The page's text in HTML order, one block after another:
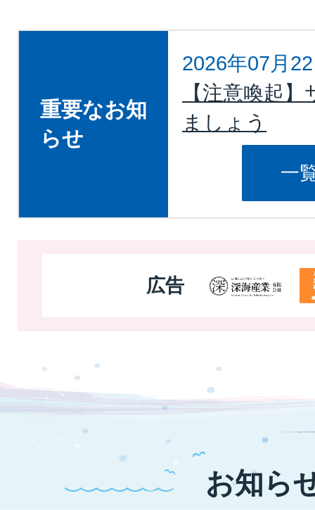
広告
重要なお知
らせ
2026年07月
【注意喚起
ましょう
2026年07月
令和8年度男
振替開催しま
2026年06月
中東情勢に
一
お知ら